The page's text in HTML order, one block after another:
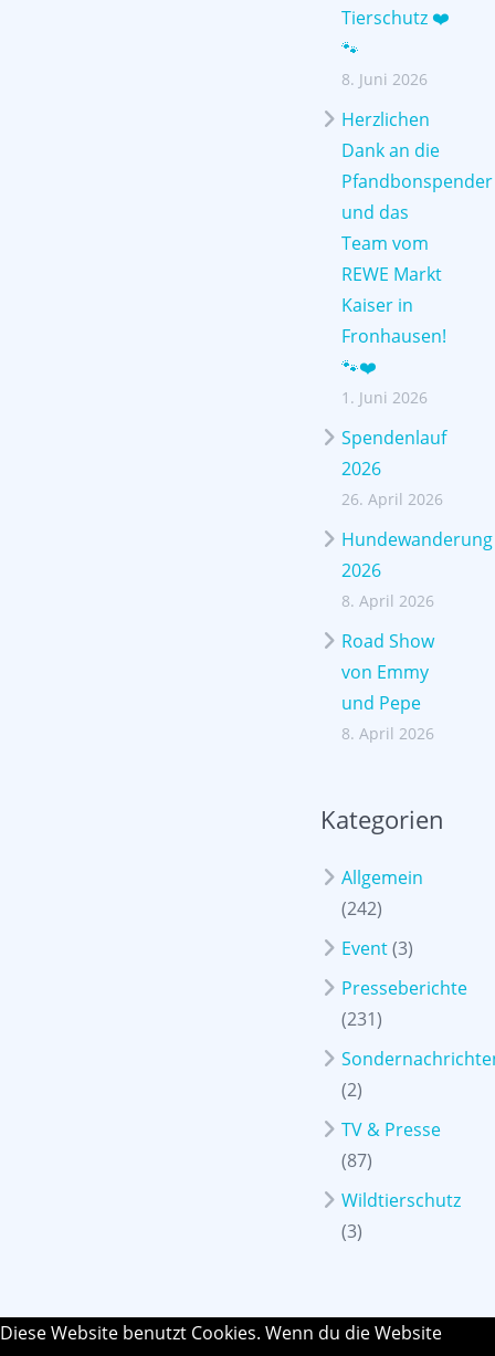
Tierschutz ❤️
🐾
8. Juni 2026
Herzlichen
Dank an die
Pfandbonspender
und das
Team vom
REWE Markt
Kaiser in
Fronhausen!
🐾❤️
1. Juni 2026
Spendenlauf
2026
26. April 2026
Hundewanderung
2026
8. April 2026
Road Show
von Emmy
und Pepe
8. April 2026
Kategorien
Allgemein
(242)
Event(3)
Presseberichte
(231)
(2)
TV & Presse
(87)
Wildtierschutz
(3)
Diese Website benutzt Cookies. Wenn du die Website